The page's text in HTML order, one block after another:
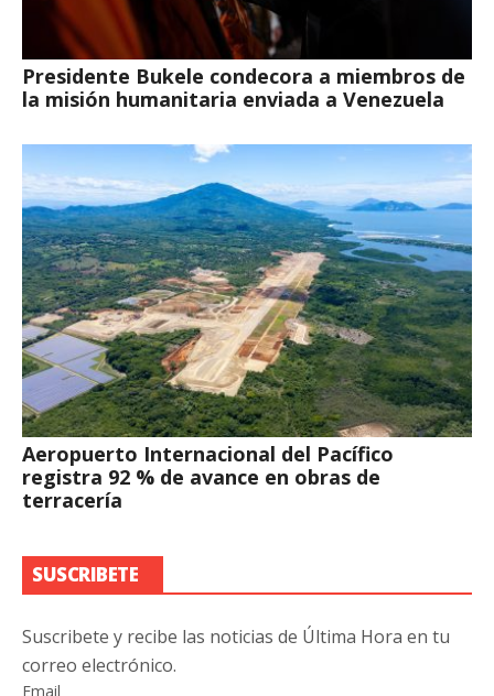
Presidente Bukele condecora a miembros de
la misión humanitaria enviada a Venezuela
Aeropuerto Internacional del Pacífico
registra 92 % de avance en obras de
terracería
SUSCRIBETE
Suscribete y recibe las noticias de Última Hora en tu
correo electrónico.
Email